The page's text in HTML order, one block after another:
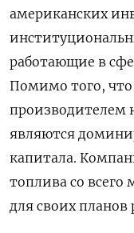
американских
работающие в
Помимо того,
производителем
являются
капитала.
топлива со всего
для своих